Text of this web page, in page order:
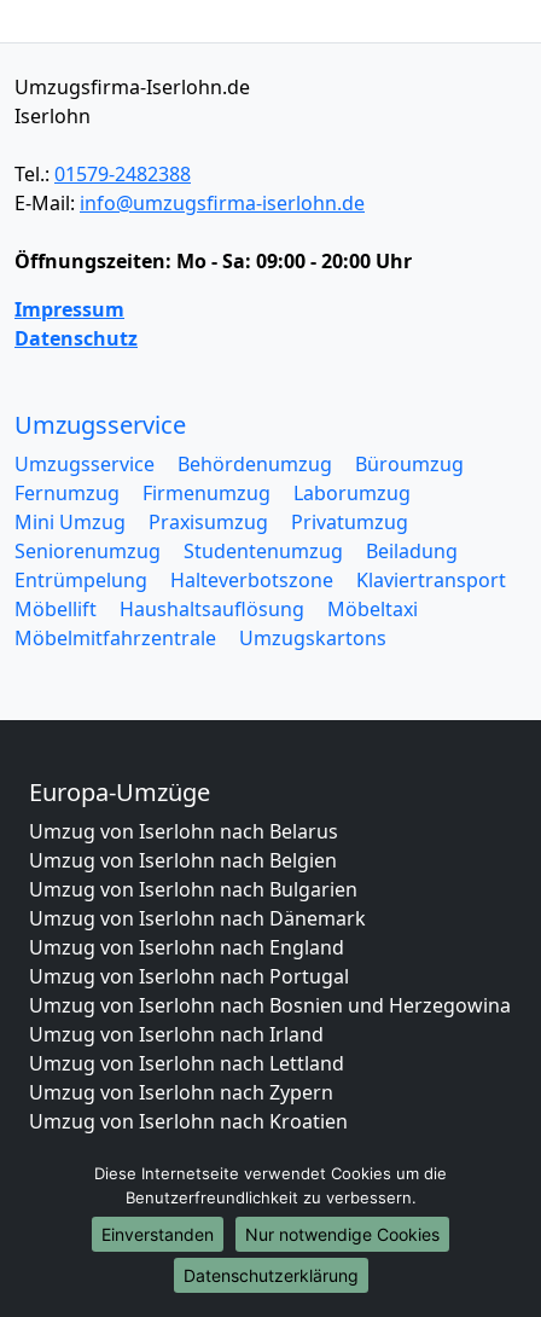
Umzugsfirma-Iserlohn.de
Iserlohn
Tel.: 01579-2482388
E-Mail: info@umzugsfirma-iserlohn.de
Öffnungszeiten: Mo - Sa: 09:00 - 20:00 Uhr
Impressum
Datenschutz
Umzugsservice
Umzugsservice Behördenumzug
Büroumzug
Fernumzug
Firmenumzug
Laborumzug
Mini Umzug
Praxisumzug
Privatumzug
Seniorenumzug
Studentenumzug
Beiladung
Entrümpelung
Halteverbotszone
Klaviertransport
Möbellift
Haushaltsauflösung
Möbeltaxi
Möbelmitfahrzentrale
Umzugskartons
Europa-Umzüge
Umzug von Iserlohn nach Belarus
Umzug von Iserlohn nach Belgien
Umzug von Iserlohn nach Bulgarien
Umzug von Iserlohn nach Dänemark
Umzug von Iserlohn nach England
Umzug von Iserlohn nach Portugal
Umzug von Iserlohn nach Bosnien und Herzegowina
Umzug von Iserlohn nach Irland
Umzug von Iserlohn nach Lettland
Umzug von Iserlohn nach Zypern
Umzug von Iserlohn nach Kroatien
Umzug von Iserlohn nach Finnland
Umzug von Iserlohn nach Frankreich
Umzug von Iserlohn nach Griechenland
Umzug von Iserlohn nach Italien
Umzug von Iserlohn nach Liechtenstein
Diese Internetseite verwendet Cookies um die
Benutzerfreundlichkeit zu verbessern.
Einverstanden
Nur notwendige Cookies
Datenschutzerklärung